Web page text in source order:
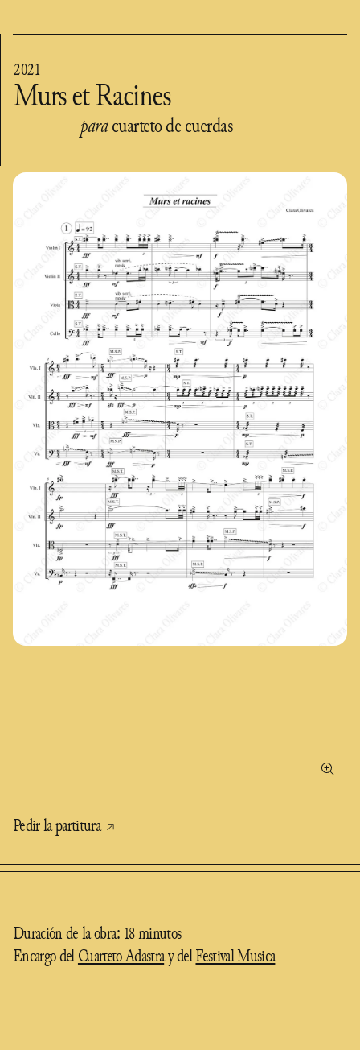
Murs et Racines
2021
paracuarteto de cuerdas
Pedir la partitura
Duración de la obra: 18 minutos
Encargo delCuarteto Adastray delFestival Musica